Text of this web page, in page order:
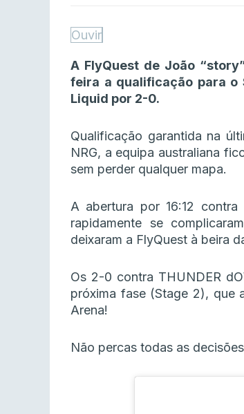
Ouvir
A FlyQuest de João
feira a qualificação para o
Liquid por 2-0.
Qualificação garantida na
NRG, a equipa australiana
sem perder qualquer mapa.
A abertura por 16:12
rapidamente se
deixaram a FlyQuest à beira
Os 2-0 contra THUNDER
próxima fase (Stage 2), que
Arena!
Não percas todas as